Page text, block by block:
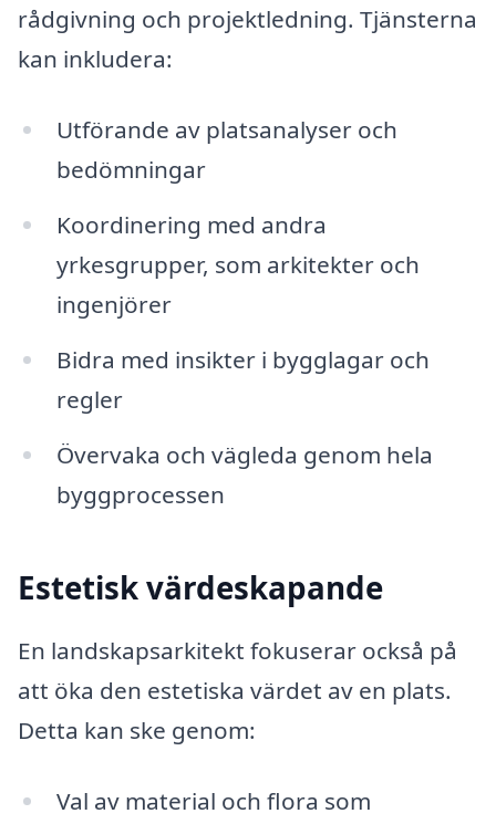
rådgivning och projektledning. Tjänsterna
kan inkludera:
Utförande av platsanalyser och
bedömningar
Koordinering med andra
yrkesgrupper, som arkitekter och
ingenjörer
Bidra med insikter i bygglagar och
regler
Övervaka och vägleda genom hela
byggprocessen
Estetisk värdeskapande
En landskapsarkitekt fokuserar också på
att öka den estetiska värdet av en plats.
Detta kan ske genom:
Val av material och flora som